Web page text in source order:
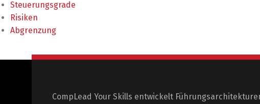
Steuerungsgrade
Risiken
Abgrenzung
CompLead Your Skills entwickelt